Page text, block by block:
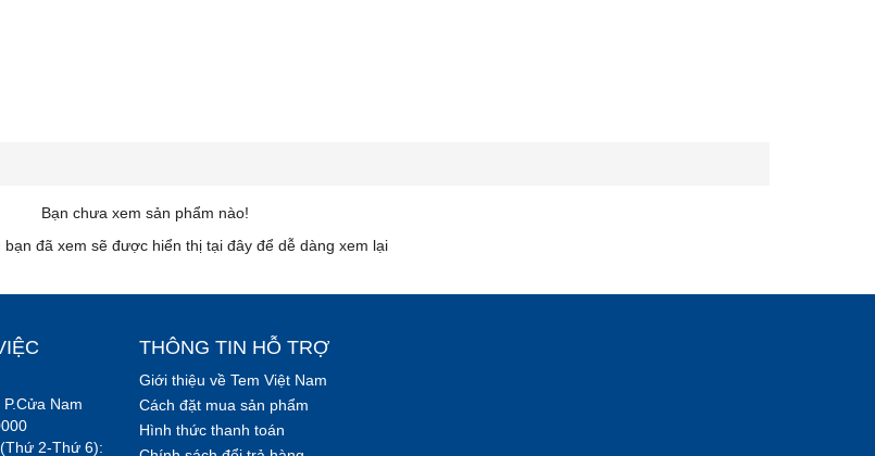
Bạn chưa xem sản phẩm nào!
bạn đã xem sẽ được hiển thị tại đây để dễ dàng xem lại
Nam
2-Thứ 6):
THÔNG TIN HỖ TRỢ
Giới thiệu về Tem Việt Nam
Cách đặt mua sản phẩm
Hình thức thanh toán